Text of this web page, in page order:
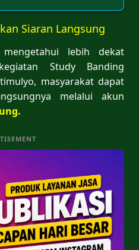
Siaran Langsung
lebih dekat
Study Banding
masyarakat dapat
melalui akun